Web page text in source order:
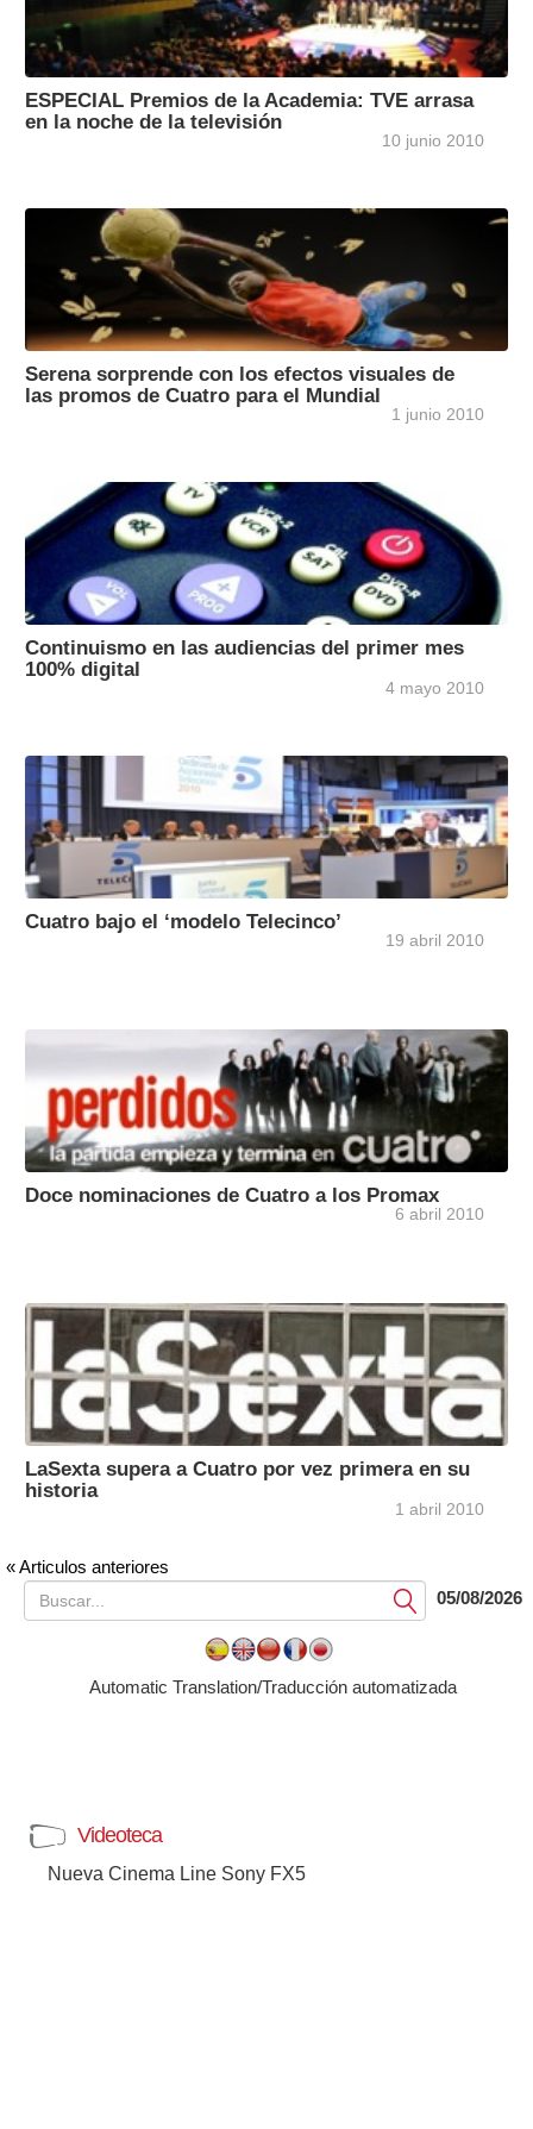
ESPECIAL Premios de la Academia: TVE arrasa
en la noche de la televisión
10 junio 2010
Serena sorprende con los efectos visuales de
las promos de Cuatro para el Mundial
1 junio 2010
Continuismo en las audiencias del primer mes
100% digital
4 mayo 2010
Cuatro bajo el ‘modelo Telecinco’
19 abril 2010
Doce nominaciones de Cuatro a los Promax
6 abril 2010
LaSexta supera a Cuatro por vez primera en su
historia
1 abril 2010
« Articulos anteriores
Submit05/08/2026
Automatic Translation/Traducción automatizada
Videoteca
Nueva Cinema Line Sony FX5